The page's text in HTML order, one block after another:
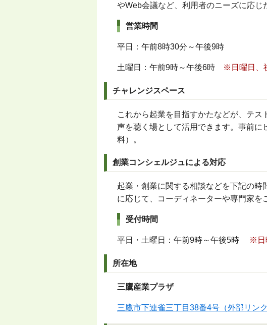
やWeb会議など、利用者のニーズに応じ
営業時間
平日：午前8時30分～午後9時
土曜日：午前9時～午後6時 ※日曜日、
チャレンジスペース
これから起業を目指すかたなどが、テ
声を聴く場として活用できます。事前
料）。
創業コンシェルジュによる対応
起業・創業に関する相談などを下記の
に応じて、コーディネーターや専門家を
受付時間
平日・土曜日：午前9時～午後5時 ※日
所在地
三鷹産業プラザ
三鷹市下連雀三丁目38番4号（外部リンク